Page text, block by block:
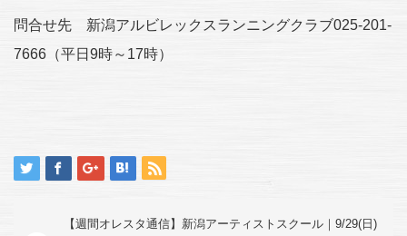
問合せ先 新潟アルビレックスランニングクラブ025‐201‐
7666（平日9時～17時）
【週間オレスタ通信】新潟アーティストスクール｜9/29(日)